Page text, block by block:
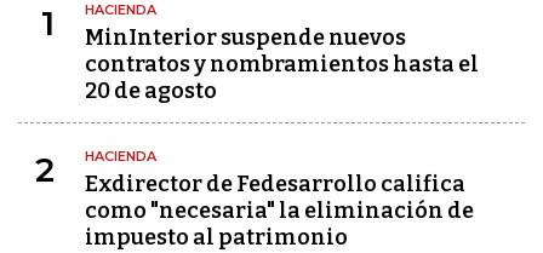
1 HACIENDA
MinInterior suspende nuevos
contratos y nombramientos hasta el
20 de agosto
2 HACIENDA
Exdirector de Fedesarrollo califica
como "necesaria" la eliminación de
impuesto al patrimonio